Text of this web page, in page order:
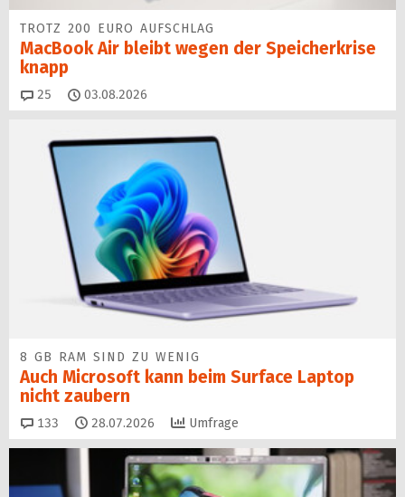
TROTZ 200 EURO AUFSCHLAG
MacBook Air bleibt wegen der Speicherkrise
knapp
25 Kommentare
03.08.2026
8 GB RAM SIND ZU WENIG
Auch Microsoft kann beim Surface Laptop
nicht zaubern
133 Kommentare
28.07.2026 Umfrage